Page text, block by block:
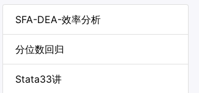
SFA-DEA-效率分析
分位数回归
Stata33讲